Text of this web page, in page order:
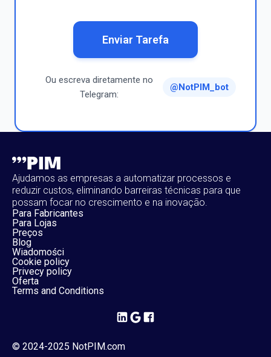
Enviar Tarefa
Ou escreva diretamente no
Telegram:
@NotPIM_bot
Ajudamos as empresas a automatizar processos e
reduzir custos, eliminando barreiras técnicas para que
possam focar no crescimento e na inovação.
Para Fabricantes
Para Lojas
Preços
Blog
Wiadomości
Cookie policy
Privecy policy
Oferta
Terms and Conditions
© 2024-2025 NotPIM.com